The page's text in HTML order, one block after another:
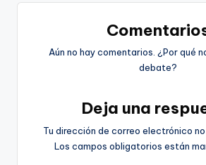
Aún no hay comentarios. ¿Por qué
debate?
Deja una
Tu dirección de correo electrónico no
Los campos obligatorios están